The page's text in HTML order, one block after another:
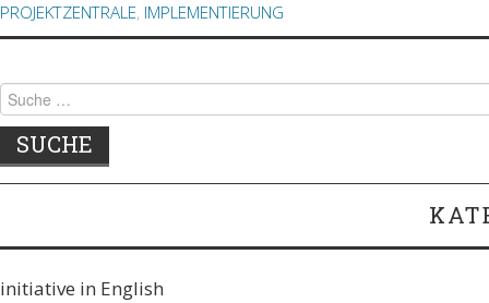
PROJEKTZENTRALE, IMPLEMENTIERUNG
Suche
nach:
initiative in English